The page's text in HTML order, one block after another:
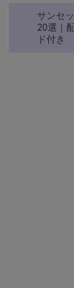
サンセ
20選｜
ド付き